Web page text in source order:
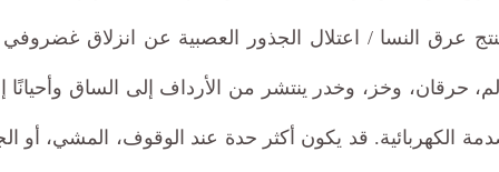
ينتج عرق النسا / اعتلال الجذور العصبية عن انزلاق
وخز، وخدر ينتشر من الأرداف إلى الساق وأحيانًا
الكهربائية. قد يكون أكثر حدة عند الوقوف، المشي،